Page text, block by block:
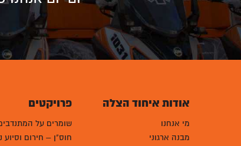
אודות איחוד הצלה
מי אנחנו
מבנה ארגוני
פרויקטים
שומרים על
חוס"ן – חירום וסיוע